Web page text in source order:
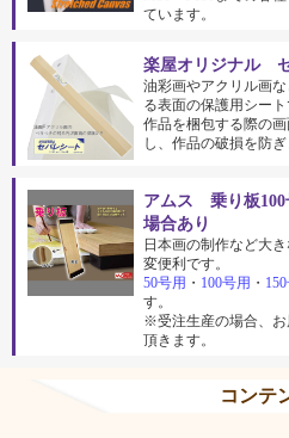
ています。
楽屋オリジナル
油彩画やアクリル画
る表面の保護用シート
作品を梱包する際の
し、作品の破損を防ぎ
アムス 乗り板100
場合あり
日本画の制作など大
変便利です。
50号用 ・ 100号用 ・
す。
※受注生産の場合、お
頂きます。
コンテ